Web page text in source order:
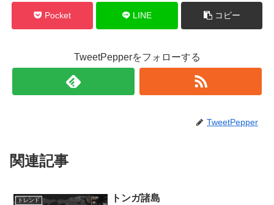
Pocket LINE コピー
TweetPepperをフォローする
TweetPepper
関連記事
トレンド トンガ諸島